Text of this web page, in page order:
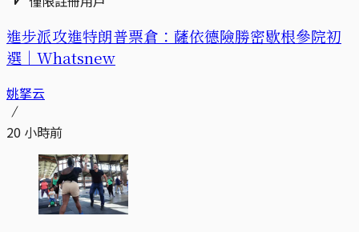
進步派攻進特朗普票倉：薩依德險勝密歇根參院初
選｜Whatsnew
姚拏云
20 小時前